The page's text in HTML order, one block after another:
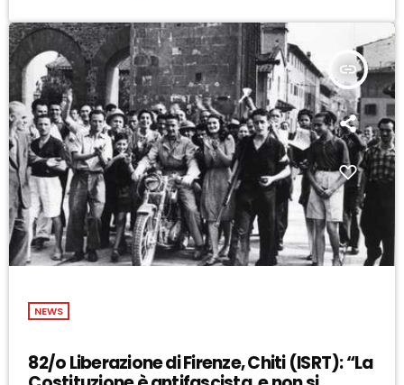
insert_link
NEWS
82/o Liberazione di Firenze, Chiti (ISRT): “La